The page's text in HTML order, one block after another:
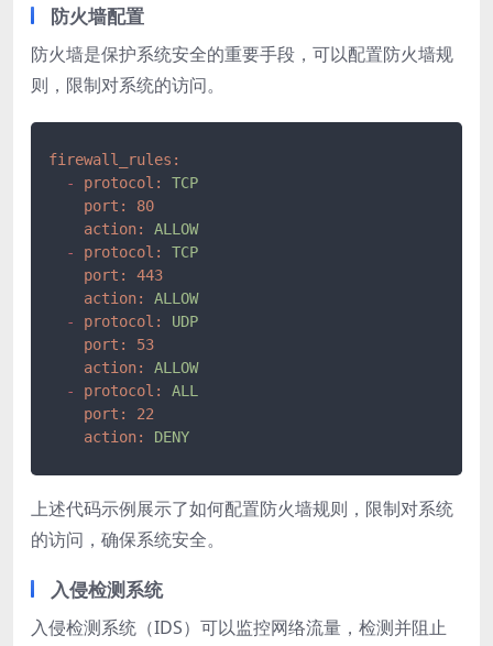
防火墙配置
防火墙是保护系统安全的重要手段，可以配置防火墙规
则，限制对系统的访问。
firewall_rules:
-
protocol:
TCP
port:
80
action:
ALLOW
-
protocol:
TCP
port:
443
action:
ALLOW
-
protocol:
UDP
port:
53
action:
ALLOW
-
protocol:
ALL
port:
22
action:
DENY
上述代码示例展示了如何配置防火墙规则，限制对系统
的访问，确保系统安全。
入侵检测系统
入侵检测系统（IDS）可以监控网络流量，检测并阻止